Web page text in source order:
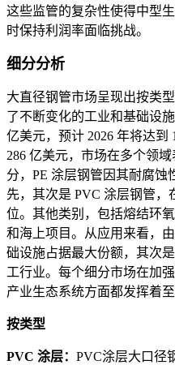
这些监管的复杂性使得中型
时保持利润率面临挑战。
细分分析
大直径钢管市场呈现出按类
了不断变化的工业和基础设
亿美元，预计 2026 年将达到
286 亿美元，市场在多个领
分，PE 涂层钢管因其耐腐蚀
先，其次是 PVC 涂层钢管
位。其他类别，包括熔结环
和海上项目。从应用来看，
础设施占据最大份额，其次
工行业。每个细分市场在加
产业生态系统方面都发挥着至
按类型
PVC 涂层： PVC涂层大口径